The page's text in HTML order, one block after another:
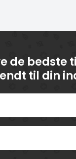
de bedste
til din